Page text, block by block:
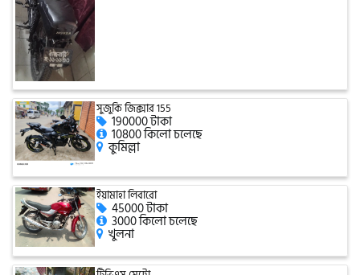
সিঙ্গার
এফবি মনডিয়াল
ডায়াং
গুড হুইল
সুজুকি জিক্সার 155
190000 টাকা
10800 কিলো চলেছে
কুমিল্লা
ইয়ামাহা লিবারো
45000 টাকা
3000 কিলো চলেছে
খুলনা